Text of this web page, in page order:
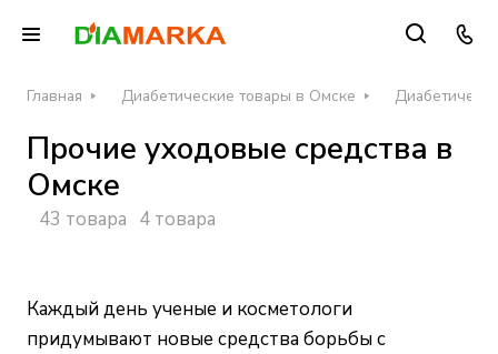
Главная Диабетические товары в Омске
Прочие уходовые средства в
Омске
43 товара 4 товара
Каждый день ученые и косметологи
придумывают новые средства борьбы с